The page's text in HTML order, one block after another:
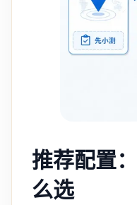
推荐配置
么选